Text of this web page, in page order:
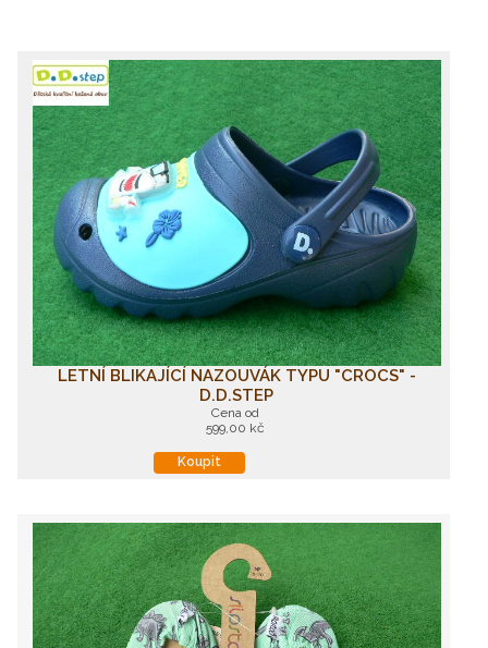
LETNÍ BLIKAJÍCÍ NAZOUVÁK TYPU "CROCS" -
D.D.STEP
Cena od
599,00 kč
Koupit